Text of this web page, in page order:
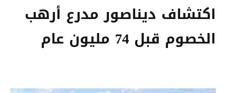
اكتشاف ديناصور مدرع أرهب
الخصوم قبل 74 مليون عام